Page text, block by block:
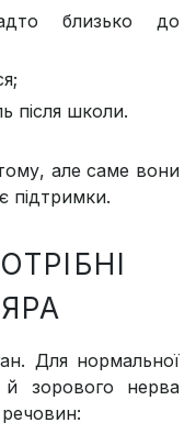
близько до
після школи.
але саме вони
підтримки.
Для нормальної
й зорового нерва